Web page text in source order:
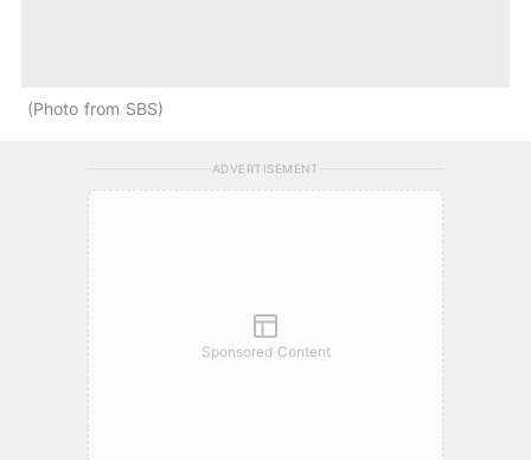
Photo from SBS
ADVERTISEMENT
Sponsored Content